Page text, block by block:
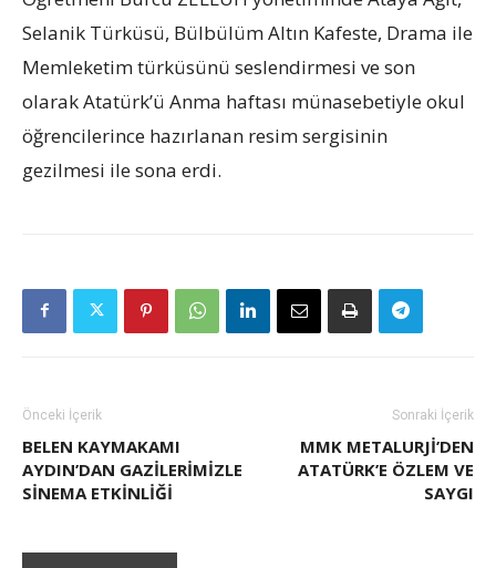
Selanik Türküsü, Bülbülüm Altın Kafeste, Drama ile
Memleketim türküsünü seslendirmesi ve son
olarak Atatürk’ü Anma haftası münasebetiyle okul
öğrencilerince hazırlanan resim sergisinin
gezilmesi ile sona erdi.
Önceki İçerik
BELEN KAYMAKAMI
AYDIN’DAN GAZİLERİMİZLE
SİNEMA ETKİNLİĞİ
Sonraki İçerik
MMK METALURJI’DEN
ATATÜRK’E ÖZLEM VE
SAYGI